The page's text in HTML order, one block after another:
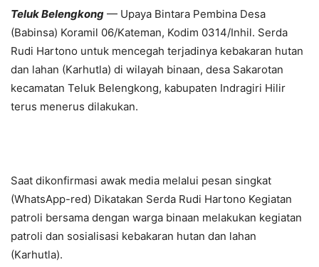
Teluk Belengkong — Upaya Bintara Pembina Desa
(Babinsa) Koramil 06/Kateman, Kodim 0314/Inhil. Serda
Rudi Hartono untuk mencegah terjadinya kebakaran hutan
dan lahan (Karhutla) di wilayah binaan, desa Sakarotan
kecamatan Teluk Belengkong, kabupaten Indragiri Hilir
terus menerus dilakukan.
Saat dikonfirmasi awak media melalui pesan singkat
(WhatsApp-red) Dikatakan Serda Rudi Hartono Kegiatan
patroli bersama dengan warga binaan melakukan kegiatan
patroli dan sosialisasi kebakaran hutan dan lahan
(Karhutla).